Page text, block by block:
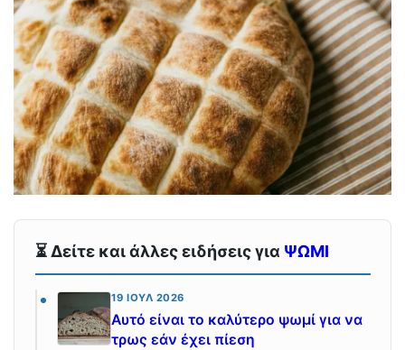
⏳ Δείτε και άλλες ειδήσεις για ΨΩΜΙ
19 ΙΟΎΛ 2026
Αυτό είναι το καλύτερο ψωμί για να
τρως εάν έχει πίεση